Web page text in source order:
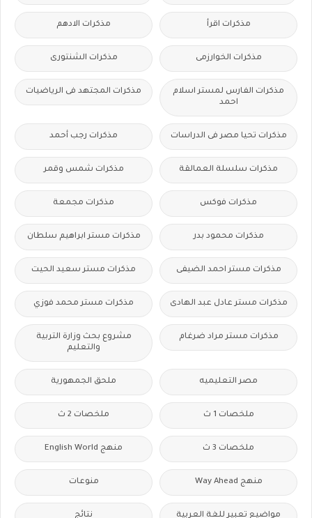
مذكرات اقرأ مذكرات الادهم
مذكرات الخوارزمى مذكرات الشنتورى
مذكرات الفارس لمستر اسلام
احمد
مذكرات المجتهد فى الرياضيات
مذكرات تحيا مصر فى الدراسات مذكرات رجب أحمد
مذكرات سلسلة العمالقة مذكرات شمس وقمر
مذكرات فوكس مذكرات مجمعة
مذكرات محمود بدر مذكرات مستر ابراهيم سلطان
مذكرات مستر احمد الضيفى مذكرات مستر سعيد الحيت
مذكرات مستر عادل عبد الهادى مذكرات مستر محمد فوزي
مذكرات مستر مراد ضرغام
مشروع بحث وزارة التربية
والتعليم
مصر التعليميه ملحق الجمهورية
ملخصات 1 ث ملخصات 2 ث
ملخصات 3 ث منهج English World
منهج Way Ahead منوعات
مواضيع تعبير للغة العربية نتائج